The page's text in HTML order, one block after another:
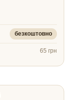
безкоштовно
65 грн